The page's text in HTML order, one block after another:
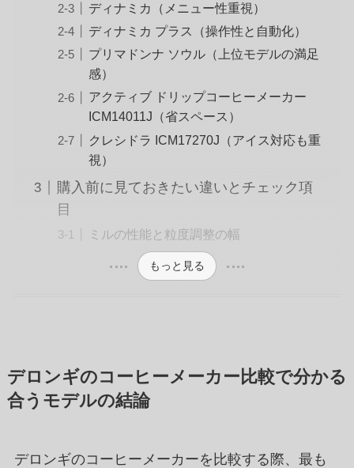
ディナミカ（メニュー性重視）
ディナミカ プラス（操作性と自動化）
プリマドンナ ソウル（上位モデルの満足
感）
アクティブ ドリップコーヒーメーカー
ICM14011J（省スペース）
クレシドラ ICM17270J（アイス対応も重
視）
購入前に見ておきたい違いとチェック項
目
ミルの性能と粒度調整の幅
もっと見る
デロンギのコーヒーメーカー比較で分かる
合うモデルの結論
デロンギのコーヒーメーカーを比較する際、最も